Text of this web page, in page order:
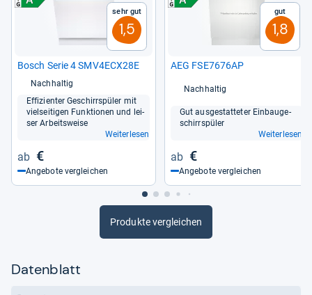
Sehr gut
1,5
Bosch Serie 4 SMV4ECX28E
Nachhaltig
Effi­zi­en­ter Geschirr­spü­ler mit
viel­sei­ti­gen Funk­tio­nen und lei­
ser Arbeits­weise
Weiterlesen
€
Angebote vergleichen
Gut
1,8
AEG FSE7676AP
Nachhaltig
Gut aus­ge­stat­te­ter Ein­bau­ge­
schirr­spü­ler
Weiterlesen
€
Angebote vergleichen
Produkte vergleichen
Datenblatt